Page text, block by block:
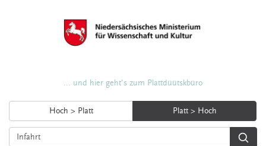
... und hier geht's zum Plattdüütskbüro
Hoch > Platt Platt > Hoch